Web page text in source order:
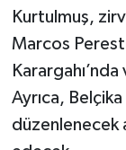
Kurtulmuş,
Marcos
Ayrıca,
düzenlenecek